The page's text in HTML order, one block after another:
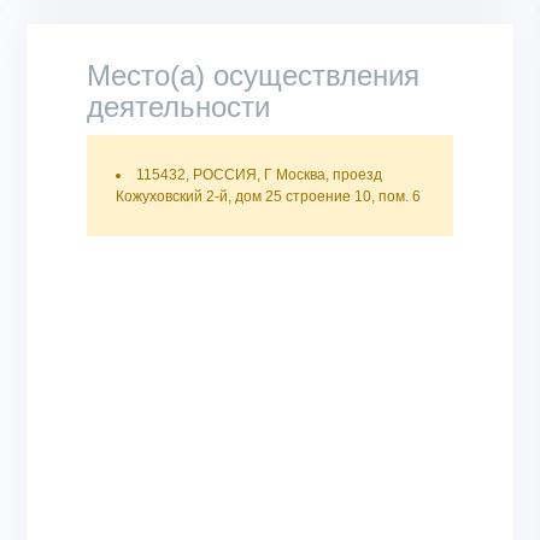
Место(а) осуществления
деятельности
115432, РОССИЯ, Г Москва, проезд
Кожуховский 2-й, дом 25 строение 10, пом. 6